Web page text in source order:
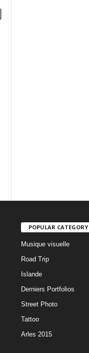
POPULAR CATEGORY
Musique visuelle
Road Trip
Islande
Derniers Portfolios
Street Photo
Tattoo
Arles 2015